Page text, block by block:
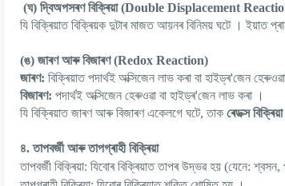
(ঘ) দ্বিঅপসৰণ বিক্ৰিয়া (Double Displacement
যি বিক্ৰিয়াত বিক্ৰিয়ক দুটাৰ মাজত আয়নৰ বিনিময় ঘটে ।ইয়াত
(ঙ) জাৰণ আৰু বিজাৰণ (Redox Reaction)
জাৰণ: বিক্ৰিয়াত পদাৰ্থই অক্সিজেন লাভ কৰা বা হাইড্ৰ'জেন হেৰুওৱা
বিজাৰণ: পদাৰ্থই অক্সিজেন হেৰুওৱা বা হাইড্ৰ'জেন লাভ কৰা ।
যি বিক্ৰিয়াত জাৰণ আৰু বিজাৰণ একেলগে ঘটে,তাক ৰেডক্স বিক্ৰিয়া
৪. তাপবৰ্জী আৰু তাপগ্ৰাহী বিক্ৰিয়া
তাপবৰ্জী বিক্ৰিয়া: যিবোৰ বিক্ৰিয়াত তাপৰ উদ্ভৱ হয় (যেনে: শ্বসন,